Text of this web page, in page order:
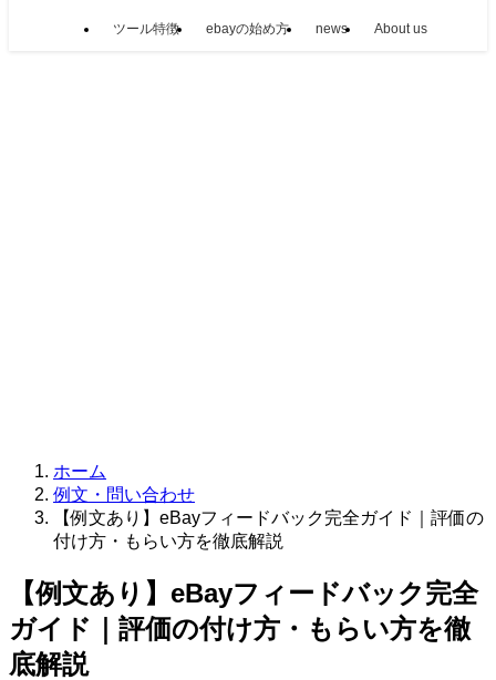
ツール特徴 ebayの始め方 news About us
ホーム
例文・問い合わせ
【例文あり】eBayフィードバック完全ガイド｜評価の
付け方・もらい方を徹底解説
【例文あり】eBayフィードバック完全
ガイド｜評価の付け方・もらい方を徹
底解説